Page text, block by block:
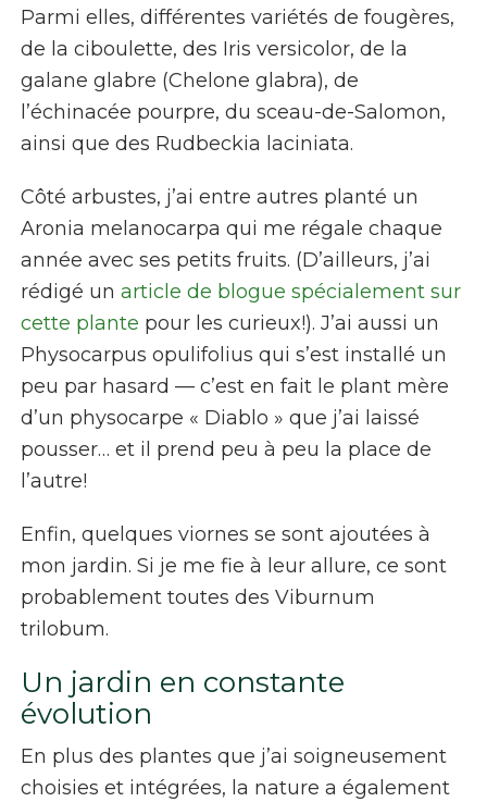
Parmi elles, différentes variétés de fougères,
de la ciboulette, des Iris versicolor, de la
galane glabre (Chelone glabra), de
l’échinacée pourpre, du sceau-de-Salomon,
ainsi que des Rudbeckia laciniata.
Côté arbustes, j’ai entre autres planté un
Aronia melanocarpa qui me régale chaque
année avec ses petits fruits. (D’ailleurs, j’ai
rédigé un article de blogue spécialement sur
cette plante pour les curieux!). J’ai aussi un
Physocarpus opulifolius qui s’est installé un
peu par hasard — c’est en fait le plant mère
d’un physocarpe « Diablo » que j’ai laissé
pousser… et il prend peu à peu la place de
l’autre!
Enfin, quelques viornes se sont ajoutées à
mon jardin. Si je me fie à leur allure, ce sont
probablement toutes des Viburnum
trilobum.
Un jardin en constante
évolution
En plus des plantes que j’ai soigneusement
choisies et intégrées, la nature a également